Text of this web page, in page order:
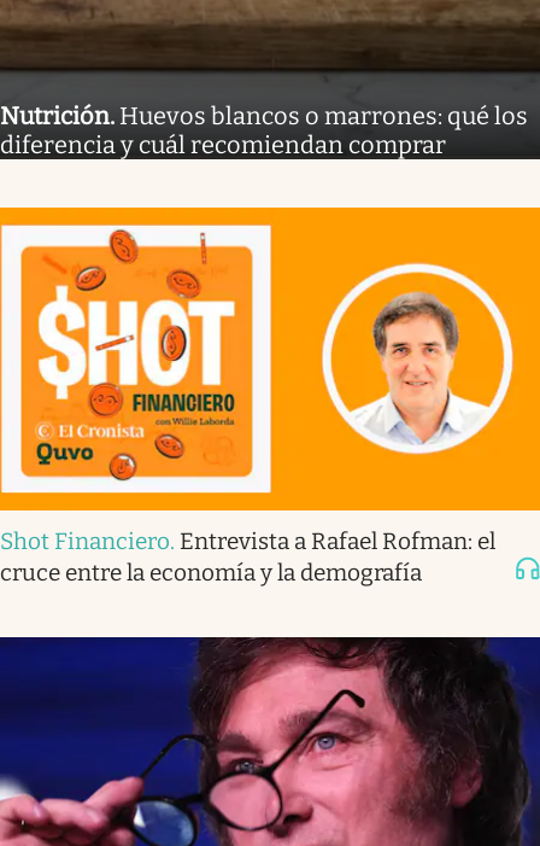
Nutrición. Huevos blancos o marrones: qué los
diferencia y cuál recomiendan comprar
Shot Financiero. Entrevista a Rafael Rofman: el
cruce entre la economía y la demografía